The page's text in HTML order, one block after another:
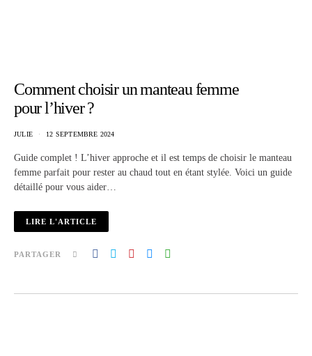
Comment choisir un manteau femme
pour l’hiver ?
JULIE 12 SEPTEMBRE 2024
Guide complet ! L’hiver approche et il est temps de choisir le manteau
femme parfait pour rester au chaud tout en étant stylée. Voici un guide
détaillé pour vous aider…
LIRE L'ARTICLE
PARTAGER